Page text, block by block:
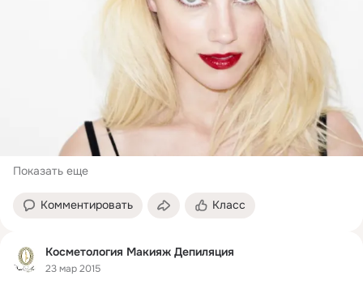
Показать еще
Комментировать Класс
Косметология Макияж Депиляция
23 мар 2015